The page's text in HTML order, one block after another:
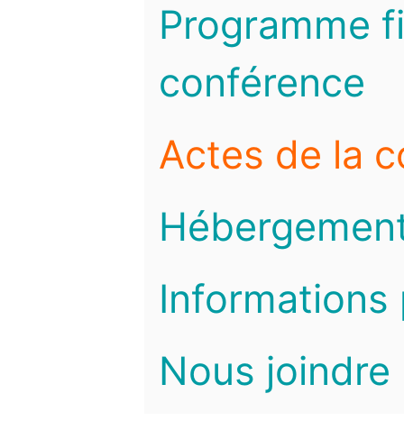
Programme
conférence
Actes de la
Informations
Nous joindre